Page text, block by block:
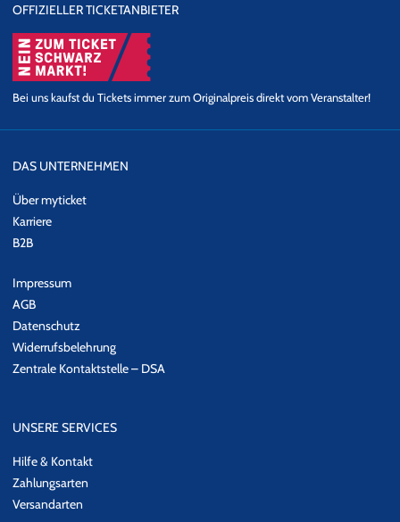
OFFIZIELLER TICKETANBIETER
Bei uns kaufst du Tickets immer zum Originalpreis direkt vom Veranstalter!
DAS UNTERNEHMEN
Über myticket
Karriere
B2B
Impressum
AGB
Datenschutz
Widerrufsbelehrung
Zentrale Kontaktstelle – DSA
UNSERE SERVICES
Hilfe & Kontakt
Zahlungsarten
Versandarten